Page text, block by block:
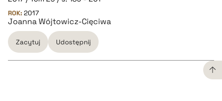
ROK: 2017
Joanna Wójtowicz-Cięciwa
Zacytuj Udostępnij